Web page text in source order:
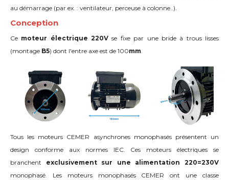
au démarrage (par ex. : ventilateur, perceuse à colonne..).
Conception
Ce moteur électrique 220V se fixe par une bride à trous lisses
(montage B5) dont l'entre axe est de 100mm.
Tous les moteurs CEMER asynchrones monophasés présentent un
design conforme aux normes IEC. Ces moteurs électriques se
branchent exclusivement sur une alimentation 220=230V
monophasé. Les moteurs monophasés CEMER ont une classe